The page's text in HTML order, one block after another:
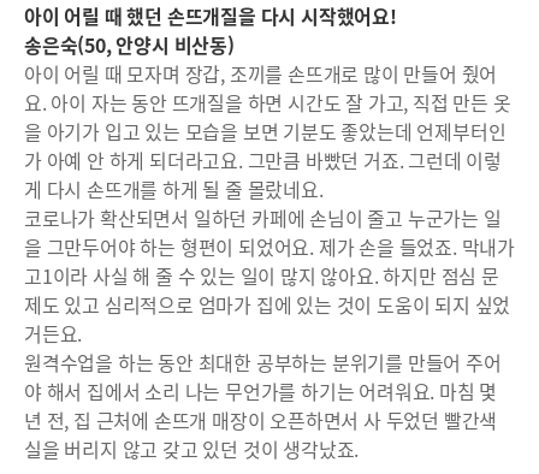
아이 어릴 때 했던 손뜨개질을 다시 시작했어요!
송은숙(50, 안양시 비산동)
아이 어릴 때 모자며 장갑, 조끼를 손뜨개로 많이 만들어 줬어
요. 아이 자는 동안 뜨개질을 하면 시간도 잘 가고, 직접 만든 옷
을 아기가 입고 있는 모습을 보면 기분도 좋았는데 언제부터인
가 아예 안 하게 되더라고요. 그만큼 바빴던 거죠. 그런데 이렇
게 다시 손뜨개를 하게 될 줄 몰랐네요.
코로나가 확산되면서 일하던 카페에 손님이 줄고 누군가는 일
을 그만두어야 하는 형편이 되었어요. 제가 손을 들었죠. 막내가
고1이라 사실 해 줄 수 있는 일이 많지 않아요. 하지만 점심 문
제도 있고 심리적으로 엄마가 집에 있는 것이 도움이 되지 싶었
거든요.
원격수업을 하는 동안 최대한 공부하는 분위기를 만들어 주어
야 해서 집에서 소리 나는 무언가를 하기는 어려워요. 마침 몇
년 전, 집 근처에 손뜨개 매장이 오픈하면서 사 두었던 빨간색
실을 버리지 않고 갖고 있던 것이 생각났죠.